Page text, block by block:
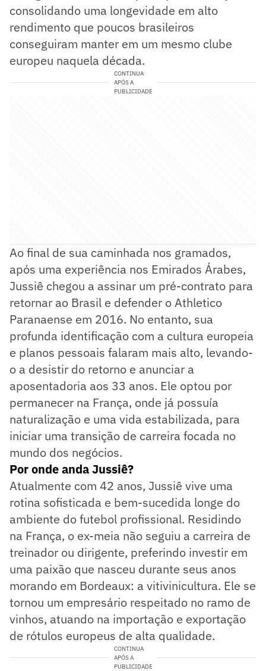
consolidando uma longevidade em alto
rendimento que poucos brasileiros
conseguiram manter em um mesmo clube
europeu naquela década.
CONTINUA
APÓS A
PUBLICIDADE
Ao final de sua caminhada nos gramados,
após uma experiência nos Emirados Árabes,
Jussiê chegou a assinar um pré-contrato para
retornar ao Brasil e defender o Athletico
Paranaense em 2016. No entanto, sua
profunda identificação com a cultura europeia
e planos pessoais falaram mais alto, levando-
o a desistir do retorno e anunciar a
aposentadoria aos 33 anos. Ele optou por
permanecer na França, onde já possuía
naturalização e uma vida estabilizada, para
iniciar uma transição de carreira focada no
mundo dos negócios.
Por onde anda Jussiê?
Atualmente com 42 anos, Jussiê vive uma
rotina sofisticada e bem-sucedida longe do
ambiente do futebol profissional. Residindo
na França, o ex-meia não seguiu a carreira de
treinador ou dirigente, preferindo investir em
uma paixão que nasceu durante seus anos
morando em Bordeaux: a vitivinicultura. Ele se
tornou um empresário respeitado no ramo de
vinhos, atuando na importação e exportação
de rótulos europeus de alta qualidade.
CONTINUA
APÓS A
PUBLICIDADE